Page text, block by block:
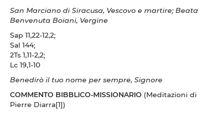
San Marciano di Siracusa, Vescovo e martire; Beata
Benvenuta Boiani, Vergine
Sap 11,22-12,2;
Sal 144;
2Ts 1,11-2,2;
Lc 19,1-10
Benedirò il tuo nome per sempre, Signore
COMMENTO BIBBLICO-MISSIONARIO (Meditazioni di
Pierre Diarra[1])